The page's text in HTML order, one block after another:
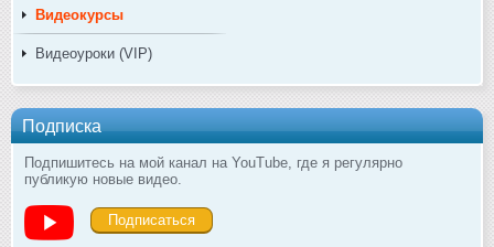
Видеокурсы
Видеоуроки (VIP)
Подписка
Подпишитесь на мой канал на YouTube, где я регулярно
публикую новые видео.
Подписаться